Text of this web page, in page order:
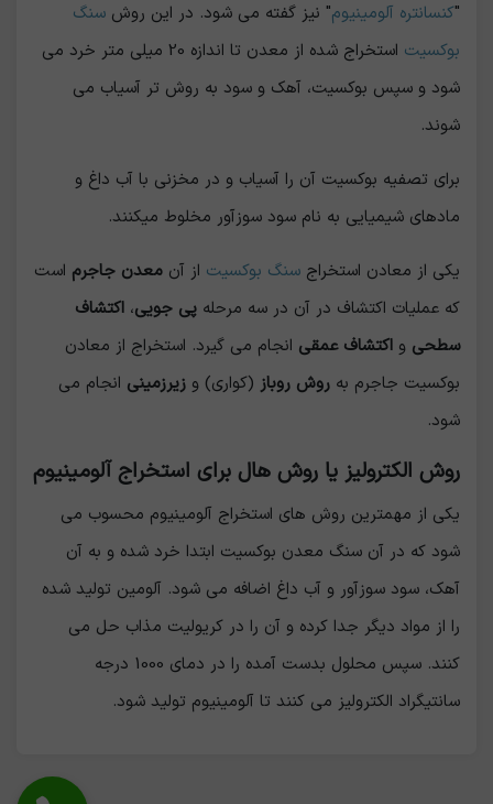
"کنسانتره آلومینیوم" نیز گفته می شود. در این روش سنگ
بوکسیت
استخراج شده از معدن تا اندازه 20 میلی متر خرد می
شود و سپس بوکسیت، آهک و سود به روش تر آسیاب می
شوند.
برای تصفیه بوکسیت آن را آسیاب و در مخزنی با آب داغ و
ماده­ای شیمیایی به نام سود سوزآور مخلوط می­کنند.
یکی از معادن استخراج سنگ بوکسیت از آن معدن جاجرم است
که عملیات اکتشاف در آن در سه مرحله پی جویی، اکتشاف
سطحی و اکتشاف عمقی انجام می گیرد. استخراج از معادن
بوکسیت جاجرم به روش روباز (کواری) و زیرزمینی انجام می
شود.
روش الکترولیز یا روش هال برای استخراج آلومینیوم
یکی از مهمترین روش های استخراج آلومینیوم محسوب می
شود که در آن سنگ معدن بوکسیت ابتدا خرد شده و به آن
آهک، سود سوزآور و آب داغ اضافه می شود. آلومین تولید شده
را از مواد دیگر جدا کرده و آن را در کریولیت مذاب حل می
کنند. سپس محلول بدست آمده را در دمای 1000 درجه
سانتیگراد الکترولیز می کنند تا آلومینیوم تولید شود.